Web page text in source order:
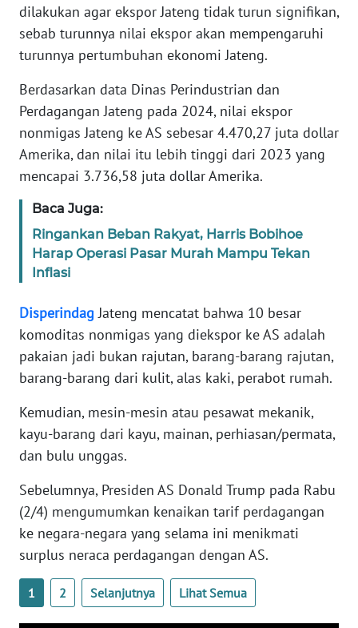
dilakukan agar ekspor Jateng tidak turun signifikan,
sebab turunnya nilai ekspor akan mempengaruhi
turunnya pertumbuhan ekonomi Jateng.
Berdasarkan data Dinas Perindustrian dan
Perdagangan Jateng pada 2024, nilai ekspor
nonmigas Jateng ke AS sebesar 4.470,27 juta dollar
Amerika, dan nilai itu lebih tinggi dari 2023 yang
mencapai 3.736,58 juta dollar Amerika.
Baca Juga:
Ringankan Beban Rakyat, Harris Bobihoe
Harap Operasi Pasar Murah Mampu Tekan
Inflasi
Disperindag Jateng mencatat bahwa 10 besar
komoditas nonmigas yang diekspor ke AS adalah
pakaian jadi bukan rajutan, barang-barang rajutan,
barang-barang dari kulit, alas kaki, perabot rumah.
Kemudian, mesin-mesin atau pesawat mekanik,
kayu-barang dari kayu, mainan, perhiasan/permata,
dan bulu unggas.
Sebelumnya, Presiden AS Donald Trump pada Rabu
(2/4) mengumumkan kenaikan tarif perdagangan
ke negara-negara yang selama ini menikmati
surplus neraca perdagangan dengan AS.
1 2 Selanjutnya Lihat Semua
WN
JABAR
BANTEN
WN
NTT
KEPRI
WN
PAPUA
WN
PAPUA
BARAT
WN
SERAMBI
WN
JAMBI
WN
SULTRA
WN